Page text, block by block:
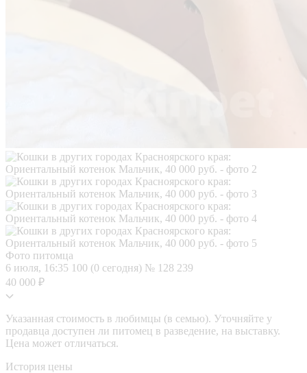
Фото питомца
6 июля, 16:35 100 (0 сегодня) № 128 239
40 000 ₽
Указанная стоимость в любимцы (в семью). Уточняйте у
продавца доступен ли питомец в разведение, на выставку.
Цена может отличаться.
История цены